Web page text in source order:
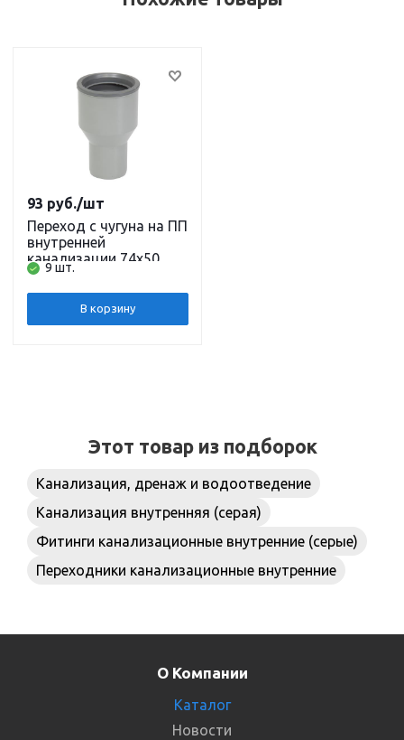
Переход с чугуна на ПП
внутренней
канализации 74х50
комплект Водполимер
9 шт.
93 руб./шт
В корзину
Этот товар из подборок
Канализация, дренаж и водоотведение
Канализация внутренняя (серая)
Фитинги канализационные внутренние (серые)
Переходники канализационные внутренние
О Компании
Каталог
Новости